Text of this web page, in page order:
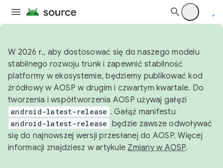
W 2026 r., aby dostosować się do naszego modelu
stabilnego rozwoju trunk i zapewnić stabilność
platformy w ekosystemie, będziemy publikować kod
źródłowy w AOSP w drugim i czwartym kwartale. Do
tworzenia i współtworzenia AOSP używaj gałęzi
android-latest-release . Gałąź manifestu
android-latest-release będzie zawsze odwoływać
się do najnowszej wersji przesłanej do AOSP. Więcej
informacji znajdziesz w artykule Zmiany w AOSP.